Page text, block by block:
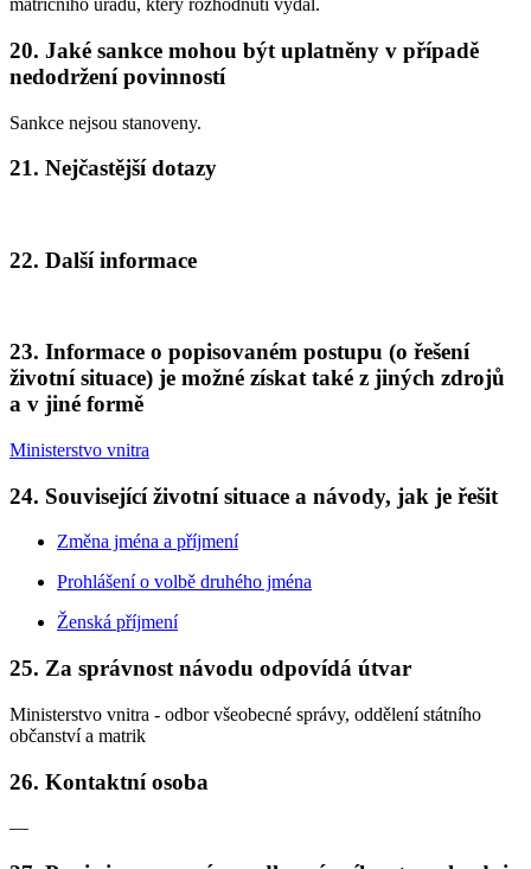
matričního úřadu, který rozhodnutí vydal.
20. Jaké sankce mohou být uplatněny v případě
nedodržení povinností
Sankce nejsou stanoveny.
21. Nejčastější dotazy
22. Další informace
23. Informace o popisovaném postupu (o řešení
životní situace) je možné získat také z jiných zdrojů
a v jiné formě
Ministerstvo vnitra
24. Související životní situace a návody, jak je řešit
Změna jména a příjmení
Prohlášení o volbě druhého jména
Ženská příjmení
25. Za správnost návodu odpovídá útvar
Ministerstvo vnitra - odbor všeobecné správy, oddělení státního
občanství a matrik
26. Kontaktní osoba
—